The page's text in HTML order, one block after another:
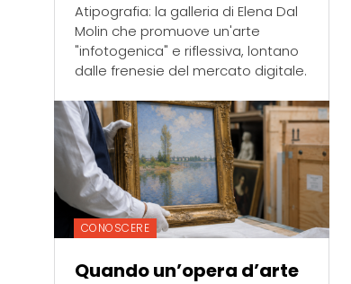
Atipografia: la galleria di Elena Dal
Molin che promuove un'arte
"infotogenica" e riflessiva, lontano
dalle frenesie del mercato digitale.
CONOSCERE
Quando un’opera d’arte